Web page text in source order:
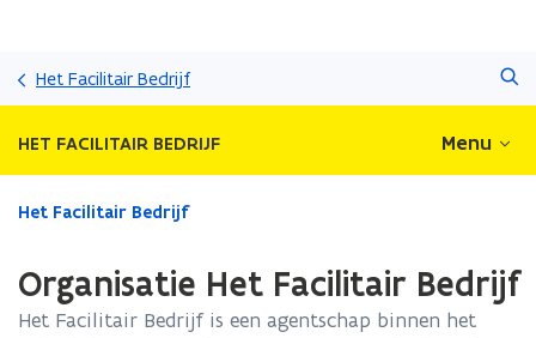
gaan
Het Facilitair Bedrijf
HET FACILITAIR BEDRIJF Menu
Gedaan
bevindt
Het Facilitair Bedrijf
Organisatie Het Facilitair Bedrijf
Het Facilitair Bedrijf is een agentschap binnen het